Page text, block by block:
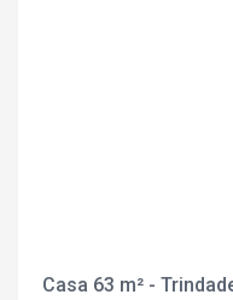
Casa 63 m² -